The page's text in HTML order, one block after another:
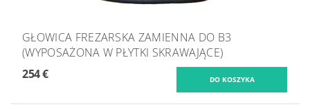
GŁOWICA FREZARSKA ZAMIENNA DO B3
(WYPOSAŻONA W PŁYTKI SKRAWAJĄCE)
254 €